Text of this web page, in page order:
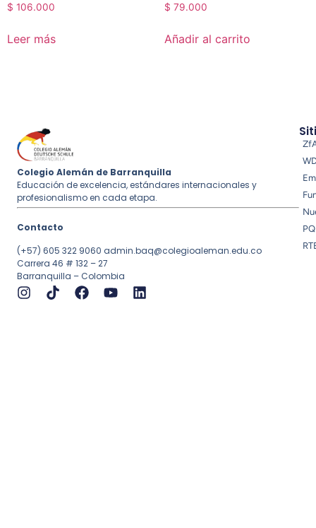
$ 106.000
Leer más
$ 79.000
Añadir al carrito
Colegio Alemán de Barranquilla
Educación de excelencia, estándares internacionales y
profesionalismo en cada etapa.
Contacto
(+57) 605 322 9060 admin.baq@colegioaleman.edu.co
Carrera 46 # 132 – 27
Barranquilla – Colombia